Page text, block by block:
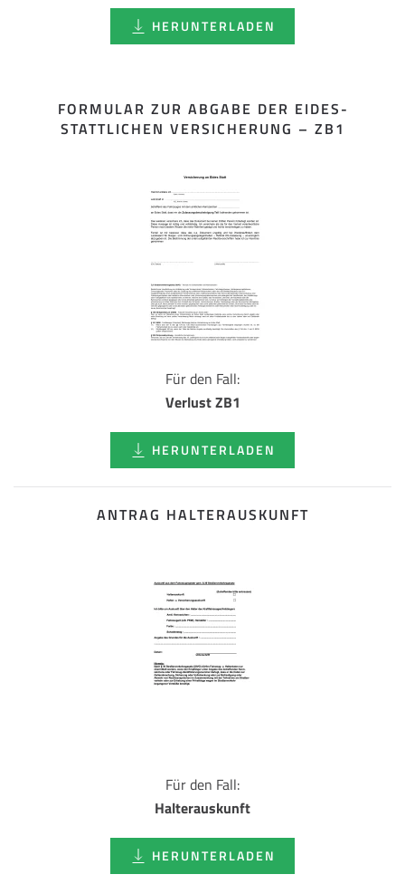
HERUNTERLADEN
FORMULAR ZUR ABGABE DER EIDES­
STATTLICHEN VERSICHERUNG – ZB1
Für den Fall:
Verlust ZB1
HERUNTERLADEN
ANTRAG HALTERAUSKUNFT
Für den Fall:
Halterauskunft
HERUNTERLADEN